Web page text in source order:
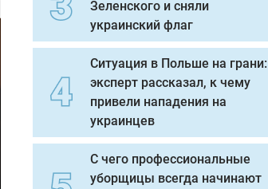
Зеленского и сняли
украинский флаг
Ситуация в Польше на грани:
эксперт рассказал, к чему
привели нападения на
украинцев
С чего профессиональные
уборщицы всегда начинают